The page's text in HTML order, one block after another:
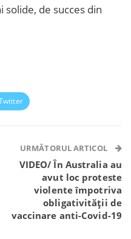
de succes din
Viber
URMĂTORUL ARTICOL
VIDEO/ În Australia au
avut loc proteste
violente împotriva
obligativității de
vaccinare anti-Covid-19